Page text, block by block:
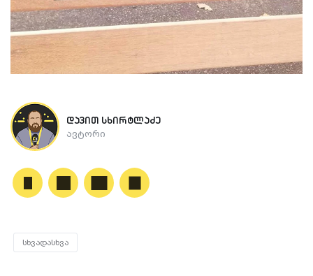
დავით სხირტლაძე
ავტორი
სხვადასხვა